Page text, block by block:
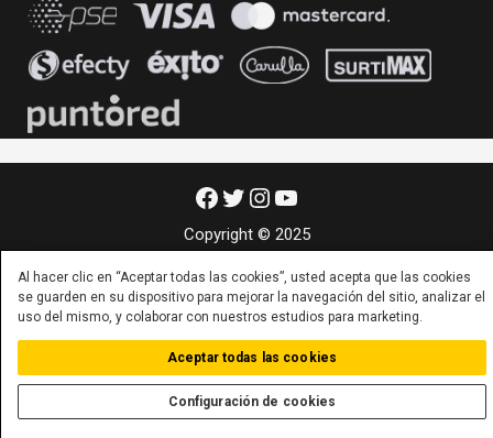
Facebook
Twitter
Instagram
YouTube
Copyright © 2025
Al hacer clic en “Aceptar todas las cookies”, usted acepta que las cookies
se guarden en su dispositivo para mejorar la navegación del sitio, analizar el
uso del mismo, y colaborar con nuestros estudios para marketing.
Configuración de cookies
Aceptar todas las cookies